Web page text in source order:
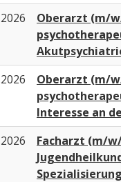
Oberarzt (m/
Oberarzt (m/
Interesse an
Facharzt (m/
Spezialisierung